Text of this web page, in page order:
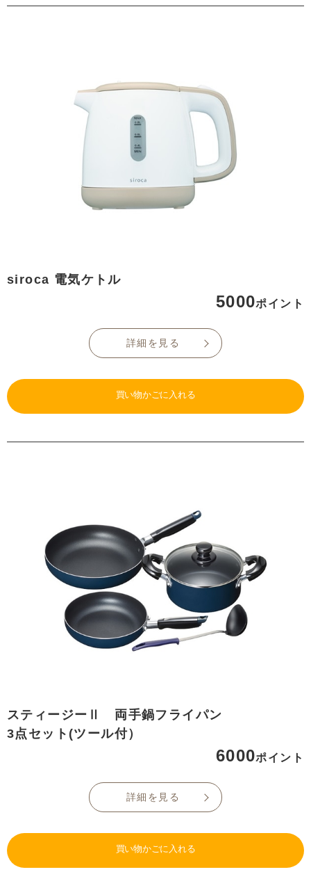
siroca 電気ケトル
5000ポイント
詳細を見る
買い物かごに入れる
スティージーⅡ 両手鍋フライパン
3点セット(ツール付）
6000ポイント
詳細を見る
買い物かごに入れる